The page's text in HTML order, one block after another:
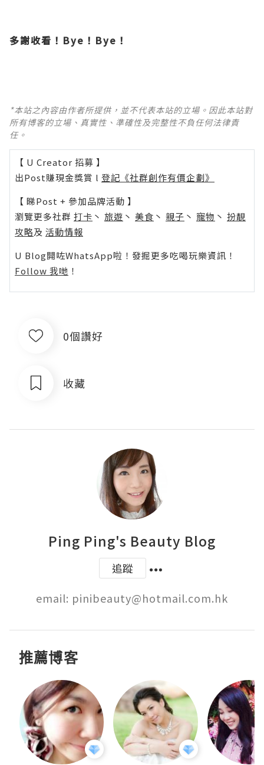
多謝收看！Bye！Bye！
*本站之內容由作者所提供，並不代表本站的立場。因此本站對
所有博客的立場、真實性、準確性及完整性不負任何法律責
任。
【 U Creator 招募 】
出Post賺現金獎賞 l 登記《社群創作有價企劃》
【 睇Post + 參加品牌活動 】
瀏覽更多社群 打卡 丶 旅遊 丶 美食 丶 親子 丶 寵物 丶 扮靚
攻略及 活動情報
U Blog開咗WhatsApp啦！發掘更多吃喝玩樂資訊！
Follow 我哋 ！
0個讚好
收藏
Ping Ping's Beauty Blog
追蹤
email: pinibeauty@hotmail.com.hk
推薦博客